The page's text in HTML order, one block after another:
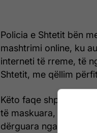
Policia e Shtetit bën
mashtrimi online, ku
interneti të rreme, të
Shtetit, me qëllim
Këto faqe
të maskuara, duke u
dërguara nga